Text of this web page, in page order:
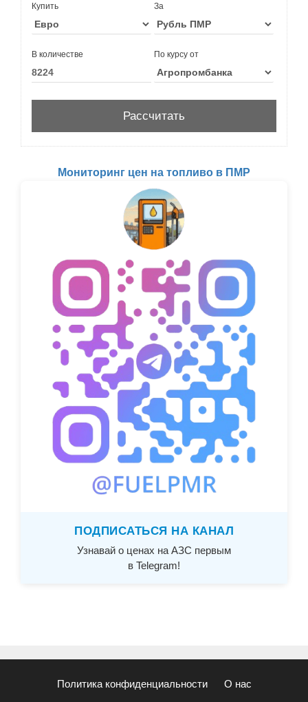
Купить За
В количестве По курсу от
Мониторинг цен на топливо в ПМР
ПОДПИСАТЬСЯ НА КАНАЛ
Узнавай о ценах на АЗС первым
в Telegram!
Политика конфиденциальности О нас